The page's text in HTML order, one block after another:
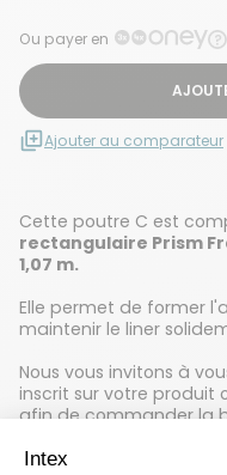
Ou payer en
Ajouter au comparateur
Cette poutre C est
rectangulaire Prism
1,07 m.
Elle permet de former
maintenir le liner
Nous vous invitons à
inscrit sur votre produit
afin de commander la